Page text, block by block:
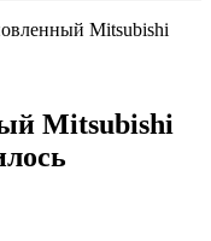
Mitsubishi
Mitsubishi